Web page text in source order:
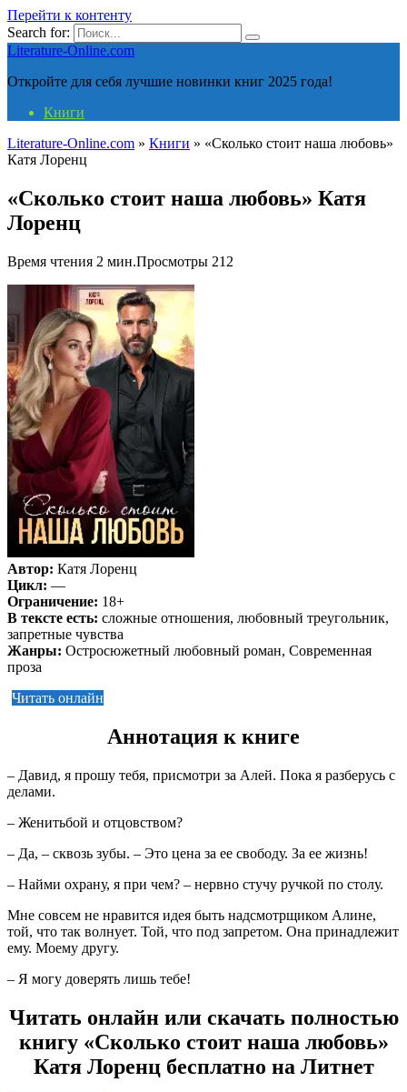
Перейти к контенту
Search for:
Literature-Online.com
Откройте для себя лучшие новинки книг 2025 года!
Книги
Literature-Online.com » Книги » «Сколько стоит наша любовь»
Катя Лоренц
«Сколько стоит наша любовь» Катя
Лоренц
Время чтения 2 мин.Просмотры 212
Автор: Катя Лоренц
Цикл: —
Ограничение: 18+
В тексте есть: сложные отношения, любовный треугольник,
запретные чувства
Жанры: Остросюжетный любовный роман, Современная
проза
Читать онлайн
Аннотация к книге
– Давид, я прошу тебя, присмотри за Алей. Пока я разберусь с
делами.
– Женитьбой и отцовством?
– Да, – сквозь зубы. – Это цена за ее свободу. За ее жизнь!
– Найми охрану, я при чем? – нервно стучу ручкой по столу.
Мне совсем не нравится идея быть надсмотрщиком Алине,
той, что так волнует. Той, что под запретом. Она принадлежит
ему. Моему другу.
– Я могу доверять лишь тебе!
Читать онлайн или скачать полностью
книгу «Сколько стоит наша любовь»
Катя Лоренц бесплатно на Литнет